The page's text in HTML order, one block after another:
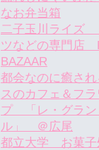
なお弁当箱
二子玉川ライズ
ツなどの専門店
BAZAAR
都会なのに癒さ
スのカフェ＆フ
プ 「レ・グラン
ル」 ＠広尾
都立大学 お菓